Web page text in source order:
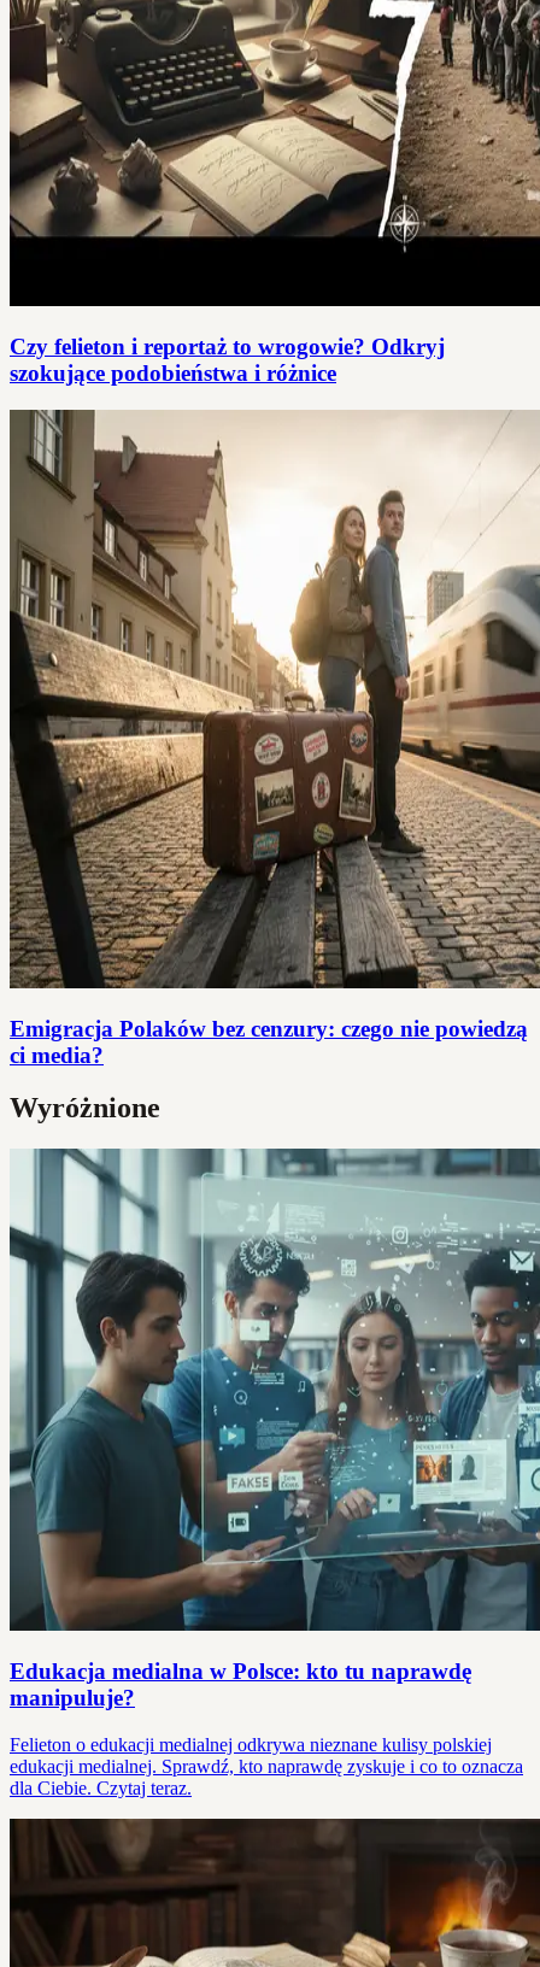
Czy felieton i reportaż to wrogowie? Odkryj
szokujące podobieństwa i różnice
Emigracja Polaków bez cenzury: czego nie powiedzą
ci media?
Wyróżnione
Edukacja medialna w Polsce: kto tu naprawdę
manipuluje?
Felieton o edukacji medialnej odkrywa nieznane kulisy polskiej
edukacji medialnej. Sprawdź, kto naprawdę zyskuje i co to oznacza
dla Ciebie. Czytaj teraz.